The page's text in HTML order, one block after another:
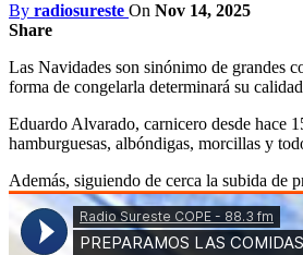
By radiosureste On Nov 14, 2025
Share
Las Navidades son sinónimo de grandes
forma de congelarla determinará su
Eduardo Alvarado, carnicero desde hace
hamburguesas, albóndigas, morcillas y
Además, siguiendo de cerca la subida de